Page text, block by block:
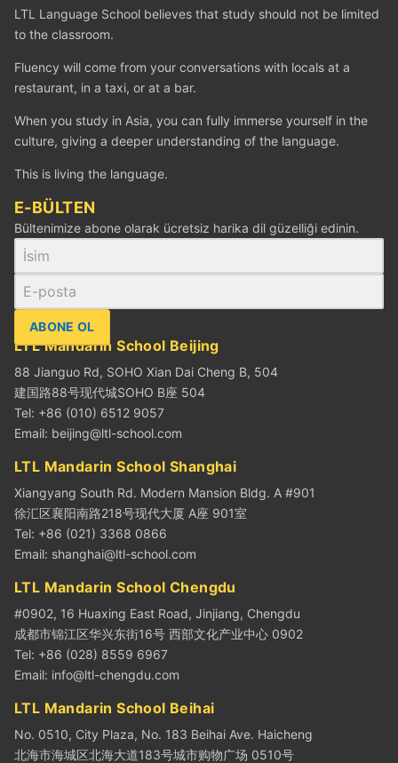
LTL Language School believes that study should not be limited
to the classroom.
Fluency will come from your conversations with locals at a
restaurant, in a taxi, or at a bar.
When you study in Asia, you can fully immerse yourself in the
culture, giving a deeper understanding of the language.
This is living the language.
E-BÜLTEN
Bültenimize abone olarak ücretsiz harika dil güzelliği edinin.
ABONE OL
LTL Mandarin School Beijing
88 Jianguo Rd, SOHO Xian Dai Cheng B, 504
建国路88号现代城SOHO B座 504
Tel: +86 (010) 6512 9057
Email: beijing@ltl-school.com
LTL Mandarin School Shanghai
Xiangyang South Rd. Modern Mansion Bldg. A #901
徐汇区襄阳南路218号现代大厦 A座 901室
Tel: +86 (021) 3368 0866
Email: shanghai@ltl-school.com
LTL Mandarin School Chengdu
#0902, 16 Huaxing East Road, Jinjiang, Chengdu
成都市锦江区华兴东街16号 西部文化产业中心 0902
Tel: +86 (028) 8559 6967
Email: info@ltl-chengdu.com
LTL Mandarin School Beihai
No. 0510, City Plaza, No. 183 Beihai Ave. Haicheng
北海市海城区北海大道183号城市购物广场 0510号